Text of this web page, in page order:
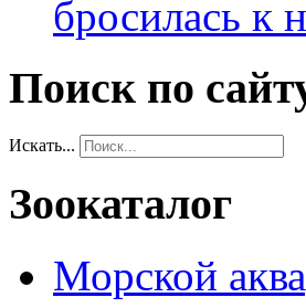
бросилась к
Поиск по
Искать...
Зоокаталог
Морской